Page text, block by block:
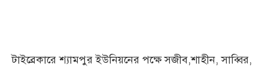
টাইব্রেকারে শ্যামপুর ইউনিয়নের পক্ষে সজীব,শাহীন, সাব্বির,